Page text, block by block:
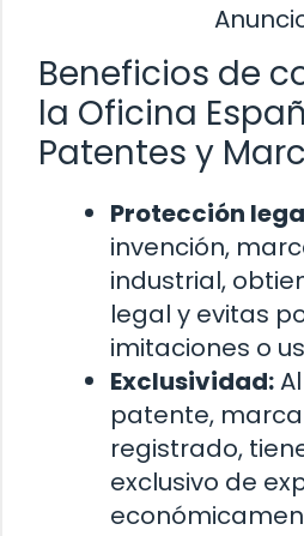
Beneficios de
la Oficina
Patentes y
Protección
invención,
industrial,
legal y evitas
imitaciones o
Exclusividad:
patente,
registrado,
exclusivo de